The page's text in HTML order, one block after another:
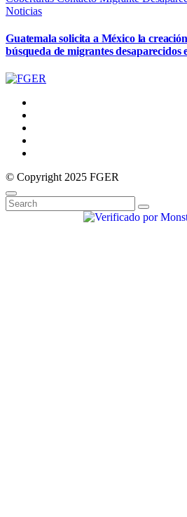
Noticias
Guatemala solicita a México la
búsqueda de migrantes desaparecidos
© Copyright 2025 FGER